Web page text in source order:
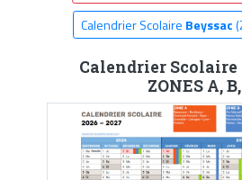
Calendrier Scolaire Beyssac
Calendrier Scolaire
ZONES A,